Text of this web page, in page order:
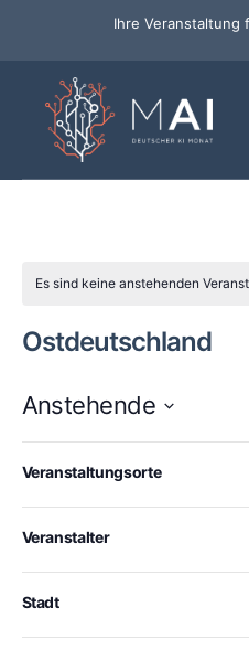
Ihre Veranstaltung
Es sind keine anstehenden
Ostdeutschland
Anstehende
any
form
inputs
cause
the
Veranstaltungsorte
Veranstalter
Stadt
19